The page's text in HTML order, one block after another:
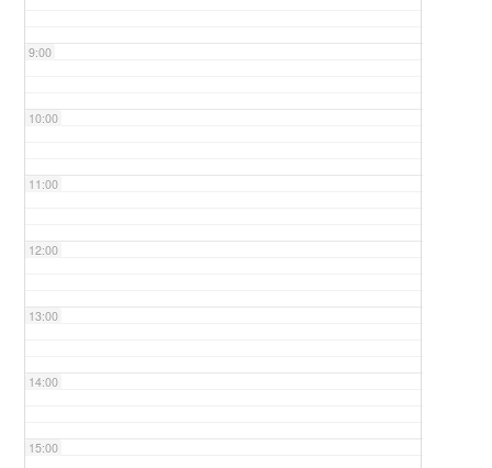
9:00
10:00
11:00
12:00
13:00
14:00
15:00